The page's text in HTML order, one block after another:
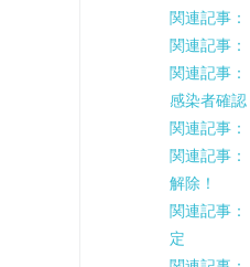
関連記事
関連記事
関連記事
感染者確認
関連記事
関連記事
解除！
関連記事
定